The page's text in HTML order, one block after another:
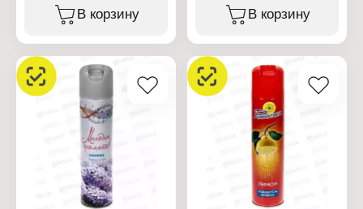
гексилциннамаль,
линалоол
Производитель: Сибиар
Бренд: Мелодия
ароматов
Тип товара: Освежитель
Название: "Зеленый чай"
Форма выпуска:
Объем: 300 мл
В корзину
свежим.
Бренд: Мелодия
ароматов
Тип товара: Освежитель
Название: "Антитабак"
Эффект: антитабачный,
нейтрализация запаха
Форма выпуска:
Состав: углеводородный
пропеллент >30%, спирт
В корзину